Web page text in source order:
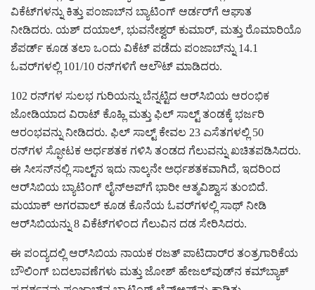
ವಿಕೆಟ್‌ಗಳನ್ನು ಕಿತ್ತು ಪಂಜಾಬ್‌ನ ಬ್ಯಾಟಿಂಗ್ ಆರ್ಡರ್‌ಗೆ ಆಘಾತ
ನೀಡಿದರು. ಯಶ್ ದಯಾಲ್, ಭುವನೇಶ್ವರ್ ಕುಮಾರ್, ಮತ್ತು ರೊಮಾರಿಯೊ
ಶೆಪರ್ಡ್ ಕೂಡ ತಲಾ ಒಂದು ವಿಕೆಟ್ ಪಡೆದು ಪಂಜಾಬ್‌ನ್ನು 14.1
ಓವರ್‌ಗಳಲ್ಲಿ 101/10 ರನ್‌ಗಳಿಗೆ ಆಲೌಟ್ ಮಾಡಿದರು.
102 ರನ್‌ಗಳ ಸುಲಭ ಗುರಿಯನ್ನು ಬೆನ್ನಟ್ಟಿದ ಆರ್‌ಸಿಬಿಯ ಆರಂಭಿಕ
ಜೋಡಿಯಾದ ವಿರಾಟ್ ಕೊಹ್ಲಿ ಮತ್ತು ಫಿಲ್ ಸಾಲ್ಟ್ ತಂಡಕ್ಕೆ ಭರ್ಜರಿ
ಆರಂಭವನ್ನು ನೀಡಿದರು. ಫಿಲ್ ಸಾಲ್ಟ್ ಕೇವಲ 23 ಎಸೆತಗಳಲ್ಲಿ 50
ರನ್‌ಗಳ ಸ್ಫೋಟಕ ಅರ್ಧಶತಕ ಗಳಿಸಿ ತಂಡದ ಗೆಲುವನ್ನು ಖಚಿತಪಡಿಸಿದರು.
ಈ ಸೀಸನ್‌ನಲ್ಲಿ ಸಾಲ್ಟ್‌ನ ಇದು ನಾಲ್ಕನೇ ಅರ್ಧಶತಕವಾಗಿದೆ, ಇದರಿಂದ
ಆರ್‌ಸಿಬಿಯ ಬ್ಯಾಟಿಂಗ್ ಲೈನ್‌ಅಪ್‌ಗೆ ಭಾರೀ ಆತ್ಮವಿಶ್ವಾಸ ತುಂಬಿದೆ.
ಮಯಾಕ್ ಅಗರವಾಲ್ ಕೂಡ ಕೊನೆಯ ಓವರ್‌ಗಳಲ್ಲಿ ಸಾಥ್ ನೀಡಿ
ಆರ್‌ಸಿಬಿಯನ್ನು 8 ವಿಕೆಟ್‌ಗಳಿಂದ ಗೆಲುವಿನ ದಡ ಸೇರಿಸಿದರು.
ಈ ಪಂದ್ಯದಲ್ಲಿ ಆರ್‌ಸಿಬಿಯ ನಾಯಕ ರಜತ್ ಪಾಟಿದಾರ್‌ರ ತಂತ್ರಗಾರಿಕೆಯ
ಬೌಲಿಂಗ್ ಬದಲಾವಣೆಗಳು ಮತ್ತು ಜೋಶ್ ಹೇಜಲ್‌ವುಡ್‌ನ ಕಮ್‌ಬ್ಯಾಕ್